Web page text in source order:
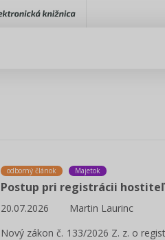
odborný článok Majetok
Postup pri registrácii
20.07.2026
Martin Laurinc
Nový zákon č. 133/2026 Z. z. o